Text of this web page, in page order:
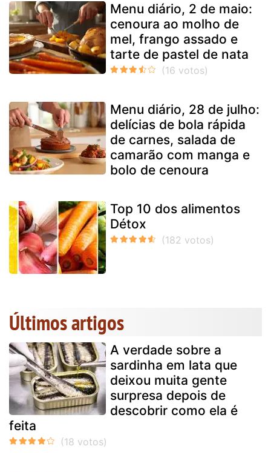
Menu diário, 2 de maio:
cenoura ao molho de
mel, frango assado e
tarte de pastel de nata
Menu diário, 28 de julho:
delícias de bola rápida
de carnes, salada de
camarão com manga e
bolo de cenoura
Top 10 dos alimentos
Détox
Últimos artigos
A verdade sobre a
sardinha em lata que
deixou muita gente
surpresa depois de
descobrir como ela é
feita